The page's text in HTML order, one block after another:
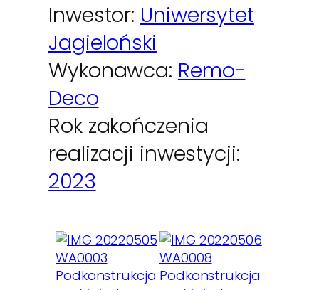
Inwestor: Uniwersytet
Jagieloński
Wykonawca: Remo-
Deco
Rok zakończenia
realizacji inwestycji:
2023